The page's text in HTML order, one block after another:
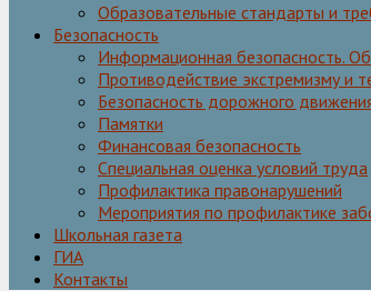
Образовательные стандарты и
Безопасность
Информационная безопасность.
Противодействие экстремизму и
Безопасность дорожного
Памятки
Финансовая безопасность
Специальная оценка условий труда
Профилактика правонарушений
Мероприятия по профилактике
Школьная газета
ГИА
Контакты